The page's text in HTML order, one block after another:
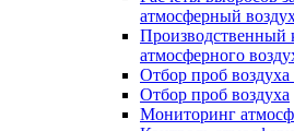
атмосферный
Производственный
атмосферного
Отбор проб
Отбор проб воздуха
Мониторинг